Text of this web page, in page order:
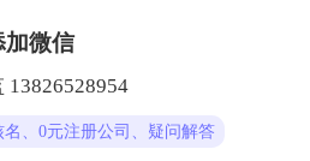
加微信
13826528954
名、0元注册公司、疑问解答